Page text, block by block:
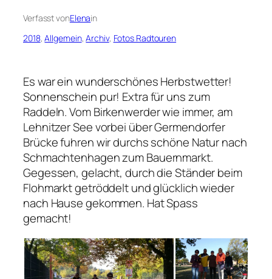
Verfasst vonElenain
2018, Allgemein, Archiv, Fotos Radtouren
Es war ein wunderschönes Herbstwetter!
Sonnenschein pur! Extra für uns zum
Raddeln. Vom Birkenwerder wie immer, am
Lehnitzer See vorbei über Germendorfer
Brücke fuhren wir durchs schöne Natur nach
Schmachtenhagen zum Bauernmarkt.
Gegessen, gelacht, durch die Ständer beim
Flohmarkt getröddelt und glücklich wieder
nach Hause gekommen. Hat Spass
gemacht!